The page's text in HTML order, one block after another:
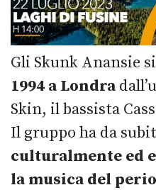
Gli Skunk Anansie
1994 a Londra
Skin, il bassista
Il gruppo ha da
culturalmente ed
la musica del